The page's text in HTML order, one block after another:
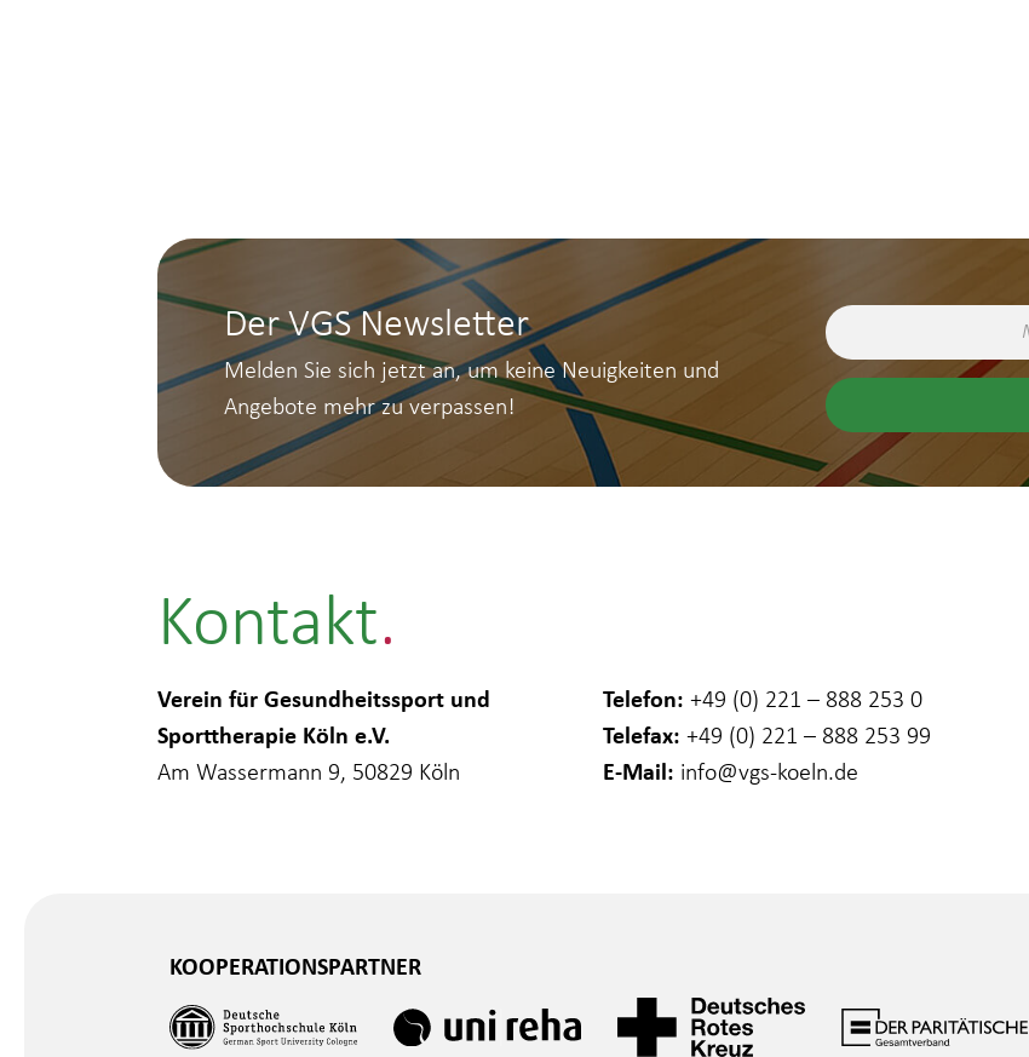
Der VGS Newsletter
Melden Sie sich jetzt an, um keine Neuigkeiten und
Angebote mehr zu verpassen!
Kontakt
Verein für Gesundheitssport und
Sporttherapie Köln e.V.
Am Wassermann 9, 50829 Köln
Telefon: +49 (0) 221 – 888 253 0
Telefax: +49 (0) 221 – 888 253 99
E-Mail: info@vgs-koeln.de
KOOPERATIONSPARTNER